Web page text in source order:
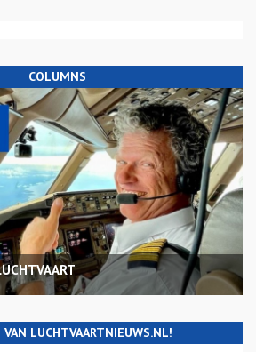
COLUMNS
VAN LUCHTVAARTNIEUWS.NL!